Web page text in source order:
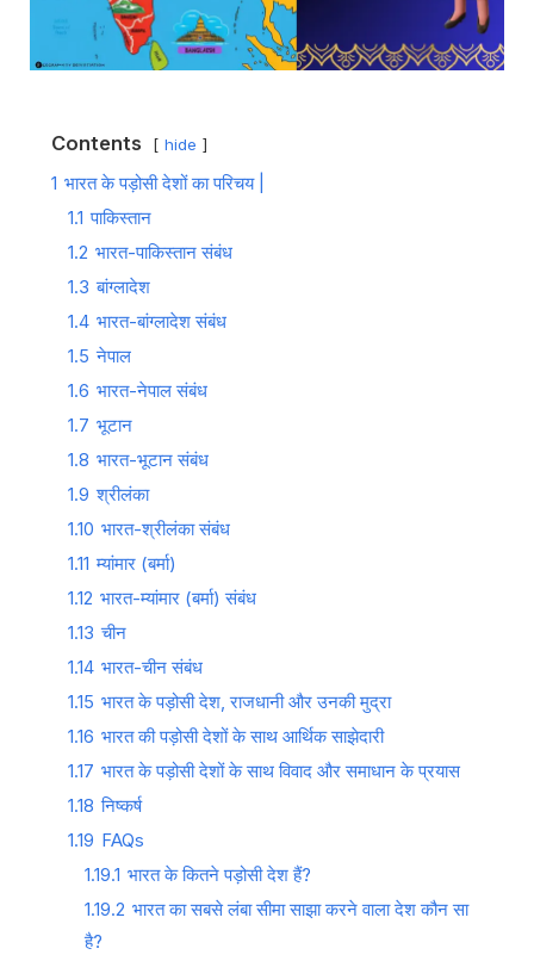
Contents hide
1 भारत के पड़ोसी देशों का परिचय |
1.1 पाकिस्तान
1.2 भारत-पाकिस्तान संबंध
1.3 बांग्लादेश
1.4 भारत-बांग्लादेश संबंध
1.5 नेपाल
1.6 भारत-नेपाल संबंध
1.7 भूटान
1.8 भारत-भूटान संबंध
1.9 श्रीलंका
1.10 भारत-श्रीलंका संबंध
1.11 म्यांमार (बर्मा)
1.12 भारत-म्यांमार (बर्मा) संबंध
1.13 चीन
1.14 भारत-चीन संबंध
1.15 भारत के पड़ोसी देश, राजधानी और उनकी मुद्रा
1.16 भारत की पड़ोसी देशों के साथ आर्थिक साझेदारी
1.17 भारत के पड़ोसी देशों के साथ विवाद और समाधान के प्रयास
1.18 निष्कर्ष
1.19 FAQs
1.19.1 भारत के कितने पड़ोसी देश हैं?
1.19.2 भारत का सबसे लंबा सीमा साझा करने वाला देश कौन सा
है?